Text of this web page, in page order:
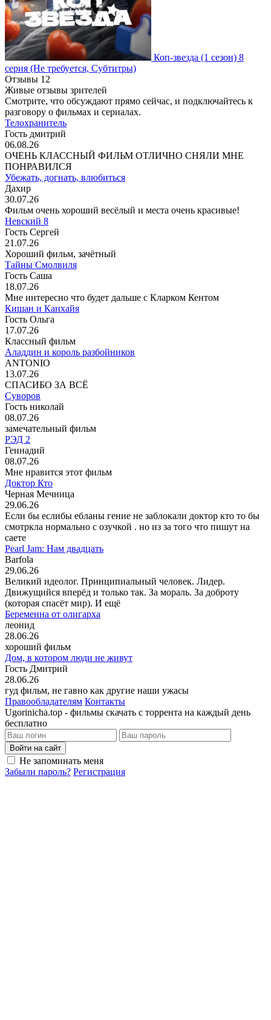
Коп-звезда (1 сезон) 8
серия (Не требуется, Субтитры)
Отзывы 12
Живые отзывы зрителей
Смотрите, что обсуждают прямо сейчас, и подключайтесь к
разговору о фильмах и сериалах.
Телохранитель
Гость дмитрий
06.08.26
ОЧЕНЬ КЛАССНЫЙ ФИЛЬМ ОТЛИЧНО СНЯЛИ МНЕ
ПОНРАВИЛСЯ
Убежать, догнать, влюбиться
Дахир
30.07.26
Фильм очень хороший весёлый и места очень красивые!
Невский 8
Гость Сергей
21.07.26
Хороший фильм, зачётный
Тайны Смолвиля
Гость Саша
18.07.26
Мне интересно что будет дальше с Кларком Кентом
Кишан и Канхайя
Гость Ольга
17.07.26
Классный фильм
Аладдин и король разбойников
ANTONIO
13.07.26
СПАСИБО ЗА ВСЁ
Суворов
Гость николай
08.07.26
замечательный фильм
РЭД 2
Геннадий
08.07.26
Мне нравится этот фильм
Доктор Кто
Черная Мечница
29.06.26
Если бы еслибы ебланы гение не заблокали доктор кто то бы
смотркла нормально с озучкой . но из за того что пишут на
саете
Pearl Jam: Нам двадцать
Barfola
29.06.26
Великий идеолог. Принципиальный человек. Лидер.
Движущийся вперёд и только так. За мораль. За доброту
(которая спасёт мир). И ещё
Беременна от олигарха
леонид
28.06.26
хороший фильм
Дом, в котором люди не живут
Гость Дмитрий
28.06.26
гуд фильм, не гавно как другие наши ужасы
Правообладателям Контакты
Ugorinicha.top - фильмы скачать с торрента на каждый день
бесплатно
Войти на сайт
Не запоминать меня
Забыли пароль? Регистрация